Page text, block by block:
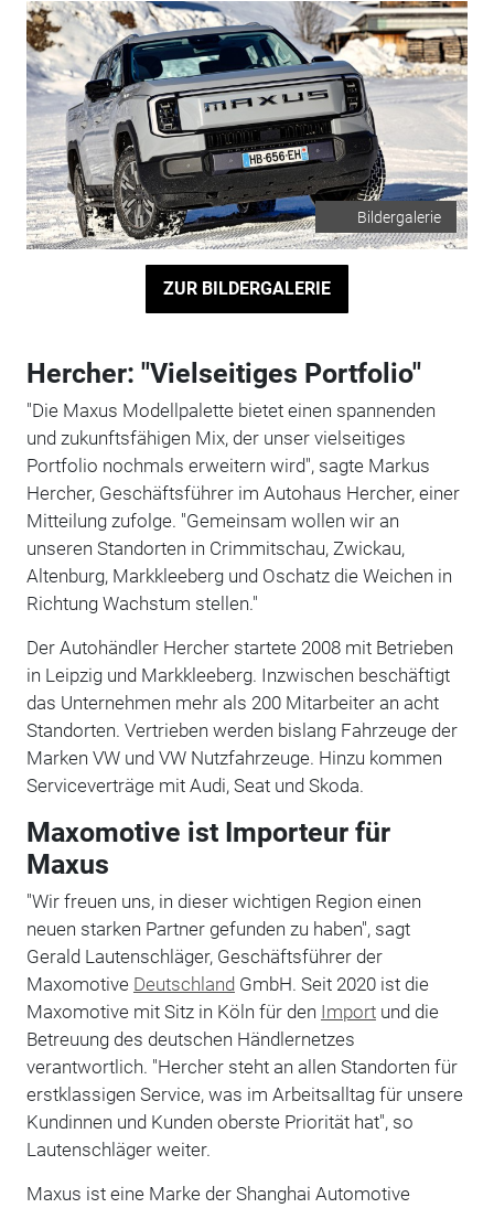
Bildergalerie
ZUR BILDERGALERIE
Hercher: "Vielseitiges Portfolio"
"Die Maxus Modellpalette bietet einen spannenden
und zukunftsfähigen Mix, der unser vielseitiges
Portfolio nochmals erweitern wird", sagte Markus
Hercher, Geschäftsführer im Autohaus Hercher, einer
Mitteilung zufolge. "Gemeinsam wollen wir an
unseren Standorten in Crimmitschau, Zwickau,
Altenburg, Markkleeberg und Oschatz die Weichen in
Richtung Wachstum stellen."
Der Autohändler Hercher startete 2008 mit Betrieben
in Leipzig und Markkleeberg. Inzwischen beschäftigt
das Unternehmen mehr als 200 Mitarbeiter an acht
Standorten. Vertrieben werden bislang Fahrzeuge der
Marken VW und VW Nutzfahrzeuge. Hinzu kommen
Serviceverträge mit Audi, Seat und Skoda.
Maxomotive ist Importeur für
Maxus
"Wir freuen uns, in dieser wichtigen Region einen
neuen starken Partner gefunden zu haben", sagt
Gerald Lautenschläger, Geschäftsführer der
Maxomotive Deutschland GmbH. Seit 2020 ist die
Maxomotive mit Sitz in Köln für den Importund die
Betreuung des deutschen Händlernetzes
verantwortlich. "Hercher steht an allen Standorten für
erstklassigen Service, was im Arbeitsalltag für unsere
Kundinnen und Kunden oberste Priorität hat", so
Lautenschläger weiter.
Maxus ist eine Marke der Shanghai Automotive